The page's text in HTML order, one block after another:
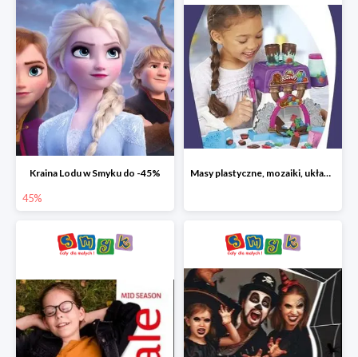
Kraina Lodu w Smyku do -45%
45%
Masy plastyczne, mozaiki, układanki do -45%